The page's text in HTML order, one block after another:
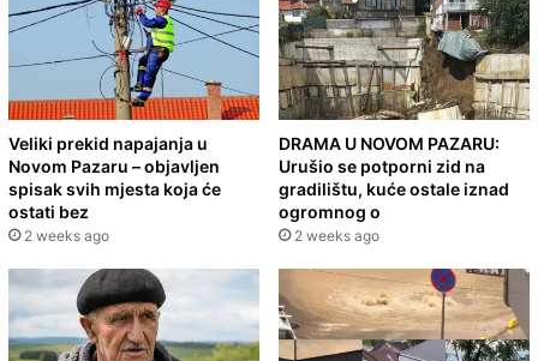
Veliki prekid napajanja u
Novom Pazaru – objavljen
spisak svih mjesta koja će
ostati bez
2 weeks ago
DRAMA U NOVOM PAZARU:
Urušio se potporni zid na
gradilištu, kuće ostale iznad
ogromnog o
2 weeks ago